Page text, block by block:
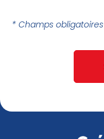
* Champs obligatoires